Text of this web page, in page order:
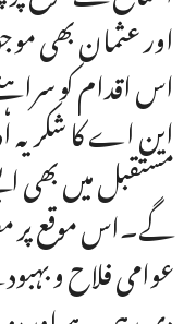
اور عثمان بھی
اس اقدام کو
این اے کا شکریہ
مستقبل میں بھی
گے۔اس موقع پر
عوامی فلاح و